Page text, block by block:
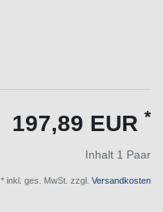
197,89 EUR *
Inhalt 1 Paar
* inkl. ges. MwSt. zzgl. Versandkosten